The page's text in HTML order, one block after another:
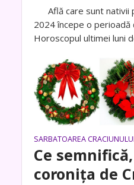
Află care sunt nativii
2024 începe o perioadă
Horoscopul ultimei luni
SARBATOAREA
Ce
coronița de